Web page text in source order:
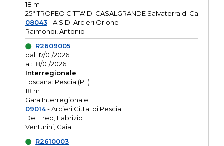
18 m
25° TROFEO CITTA' DI CASALGRANDE Salvaterra di Ca
08043- A.S.D. Arcieri Orione
Raimondi, Antonio
R2609005
dal: 17/01/2026
al: 18/01/2026
Interregionale
Toscana: Pescia (PT)
18 m
Gara Interregionale
09014- Arcieri Citta' di Pescia
Del Freo, Fabrizio
Venturini, Gaia
R2610003